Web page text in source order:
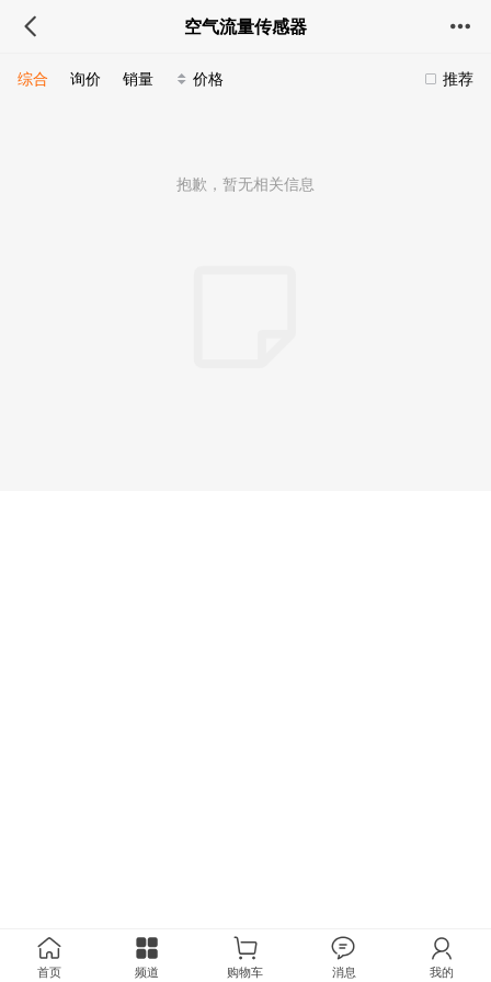
空气流量传感器
推荐
综合 询价 销量 价格
抱歉，暂无相关信息
首页 频道 购物车 消息 我的